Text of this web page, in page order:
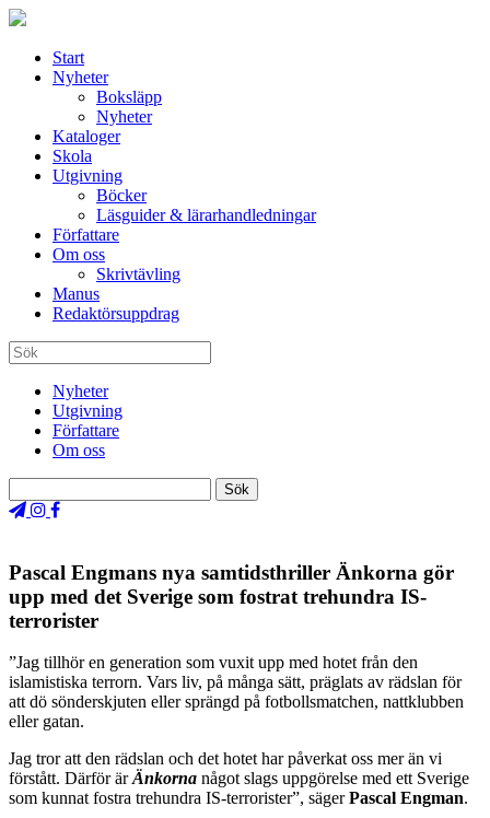
Start
Nyheter
Boksläpp
Nyheter
Kataloger
Skola
Utgivning
Böcker
Läsguider & lärarhandledningar
Författare
Om oss
Skrivtävling
Manus
Redaktörsuppdrag
Nyheter
Utgivning
Författare
Om oss
Pascal Engmans nya samtidsthriller Änkorna gör
upp med det Sverige som fostrat trehundra IS-
terrorister
”Jag tillhör en generation som vuxit upp med hotet från den
islamistiska terrorn. Vars liv, på många sätt, präglats av rädslan för
att dö sönderskjuten eller sprängd på fotbollsmatchen, nattklubben
eller gatan.
Jag tror att den rädslan och det hotet har påverkat oss mer än vi
förstått. Därför ärÄnkorna något slags uppgörelse med ett Sverige
som kunnat fostra trehundra IS-terrorister”, sägerPascal Engman.